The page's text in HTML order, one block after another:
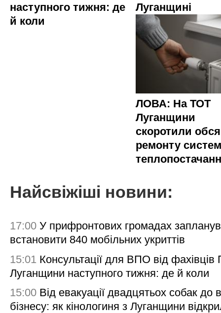
наступного тижня: де
й коли
Луганщині
ЛОВА: На ТОТ
Луганщини
скоротили
ремонту
Найсвіжіші новини:
17:00 У прифронтових громадах
встановити 840 мобільних укриттів
15:01 Консультації для ВПО від
Луганщини наступного тижня: де й коли
15:00 Від евакуації двадцятьох собак до
бізнесу: як кінологиня з Луганщини